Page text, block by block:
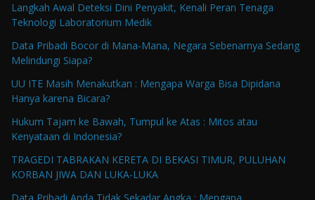
Langkah Awal Deteksi Dini Penyakit, Kenali Peran Tenaga
Teknologi Laboratorium Medik
Data Pribadi Bocor di Mana-Mana, Negara Sebenarnya Sedang
Melindungi Siapa?
UU ITE Masih Menakutkan : Mengapa Warga Bisa Dipidana
Hanya karena Bicara?
Hukum Tajam ke Bawah, Tumpul ke Atas : Mitos atau
Kenyataan di Indonesia?
TRAGEDI TABRAKAN KERETA DI BEKASI TIMUR, PULUHAN
KORBAN JIWA DAN LUKA-LUKA